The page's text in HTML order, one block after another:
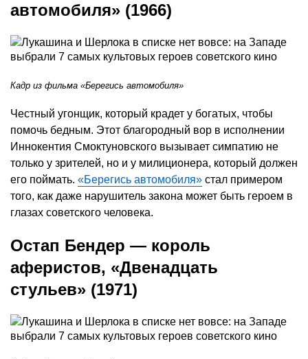
автомобиля» (1966)
Кадр из фильма «Берегись автомобиля»
Честный угонщик, который крадет у богатых, чтобы
помочь бедным. Этот благородный вор в исполнении
Иннокентия Смоктуновского вызывает симпатию не
только у зрителей, но и у милиционера, который должен
его поймать. «Берегись автомобиля» стал примером
того, как даже нарушитель закона может быть героем в
глазах советского человека.
Остап Бендер — король
аферистов, «Двенадцать
стульев» (1971)